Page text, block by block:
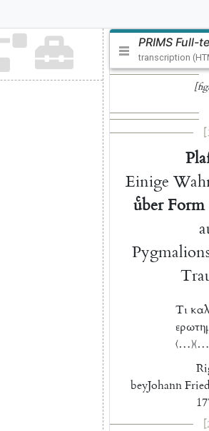
PRIMS Full-
transcription
Pla
Einige
uͤber Form
Τι
〈…〉〈…
beyJohann